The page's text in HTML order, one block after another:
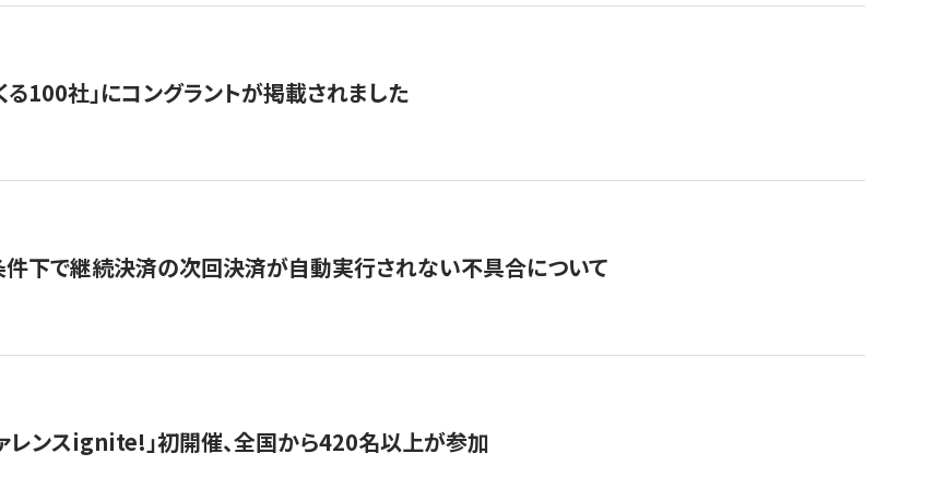
る100社」にコングラントが掲載されました
件下で継続決済の次回決済が自動実行されない不具合について
レンスignite!」初開催、全国から420名以上が参加